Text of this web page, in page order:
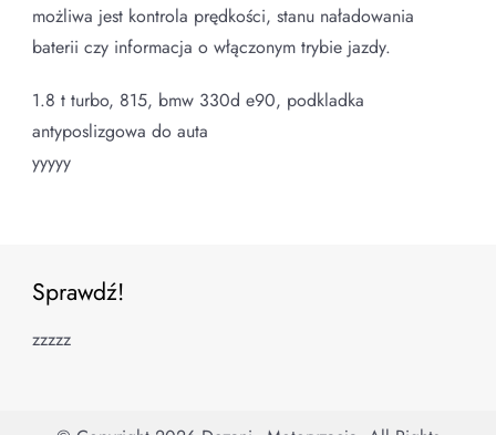
możliwa jest kontrola prędkości, stanu naładowania
baterii czy informacja o włączonym trybie jazdy.
1.8 t turbo, 815, bmw 330d e90, podkladka
antyposlizgowa do auta
yyyyy
Sprawdź!
zzzzz